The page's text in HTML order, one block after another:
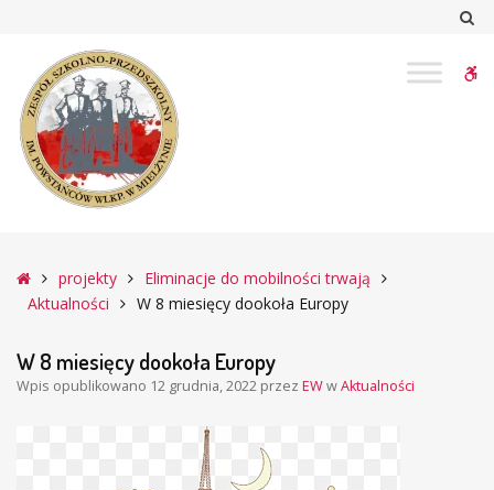
miesięcy
dookoła
Europy
Głównaprojekty
Eliminacje do mobilności trwają
Aktualności
W 8 miesięcy dookoła Europy
W 8 miesięcy dookoła Europy
Wpis opublikowano 12 grudnia, 2022 przez EWwAktualności